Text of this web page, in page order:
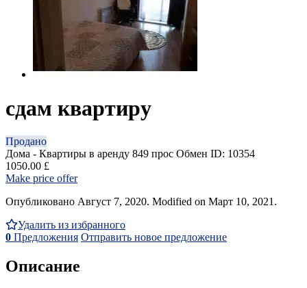
сдам квартиру
Продано
Дома - Квартиры в аренду 849 прос Обмен ID: 10354
1050.00 £
Make price offer
Опубликовано Август 7, 2020. Modified on Март 10, 2021.
Удалить из избранного
0 Предложения Отправить новое предложение
Описание